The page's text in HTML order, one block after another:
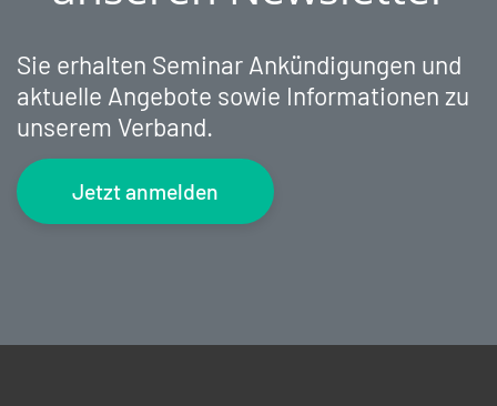
Sie erhalten Seminar Ankündigungen und
aktuelle Angebote sowie Informationen zu
unserem Verband.
Jetzt anmelden